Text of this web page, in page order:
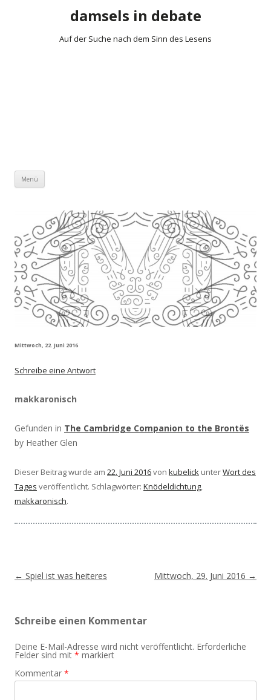
damsels in debate
Auf der Suche nach dem Sinn des Lesens
Menü
Mittwoch, 22. Juni 2016
Schreibe eine Antwort
makkaronisch
Gefunden in The Cambridge Companion to the Brontës
by Heather Glen
Dieser Beitrag wurde am 22. Juni 2016von kubelick unterWort des
Tages veröffentlicht. Schlagwörter: Knödeldichtung,
makkaronisch.
Beitragsnavigation
← Spiel ist was heiteres Mittwoch, 29. Juni 2016 →
Schreibe einen Kommentar
Deine E-Mail-Adresse wird nicht veröffentlicht. Erforderliche
Felder sind mit * markiert
Kommentar *